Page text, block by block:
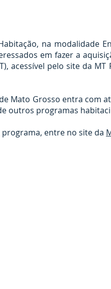
na modalidade
em fazer a
acessível pelo site da
Mato Grosso entra com
outros programas
entre no site da